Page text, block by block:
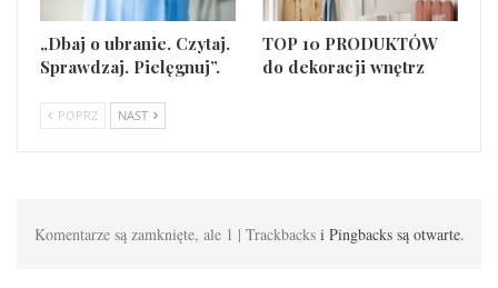
„Dbaj o ubranie. Czytaj.
Sprawdzaj. Pielęgnuj”.
TOP 10 PRODUKTÓW
do dekoracji wnętrz
POPRZ NAST
Komentarze są zamknięte, ale 1 | Trackbacks i Pingbacks są otwarte.